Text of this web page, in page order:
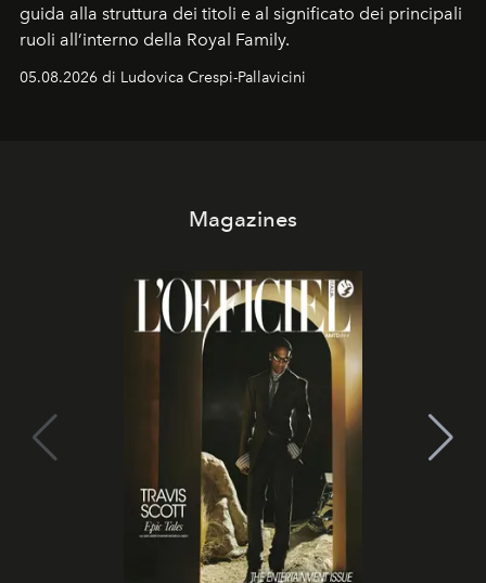
guida alla struttura dei titoli e al significato dei principali
ruoli all’interno della Royal Family.
05.08.2026 di Ludovica Crespi-Pallavicini
Magazines